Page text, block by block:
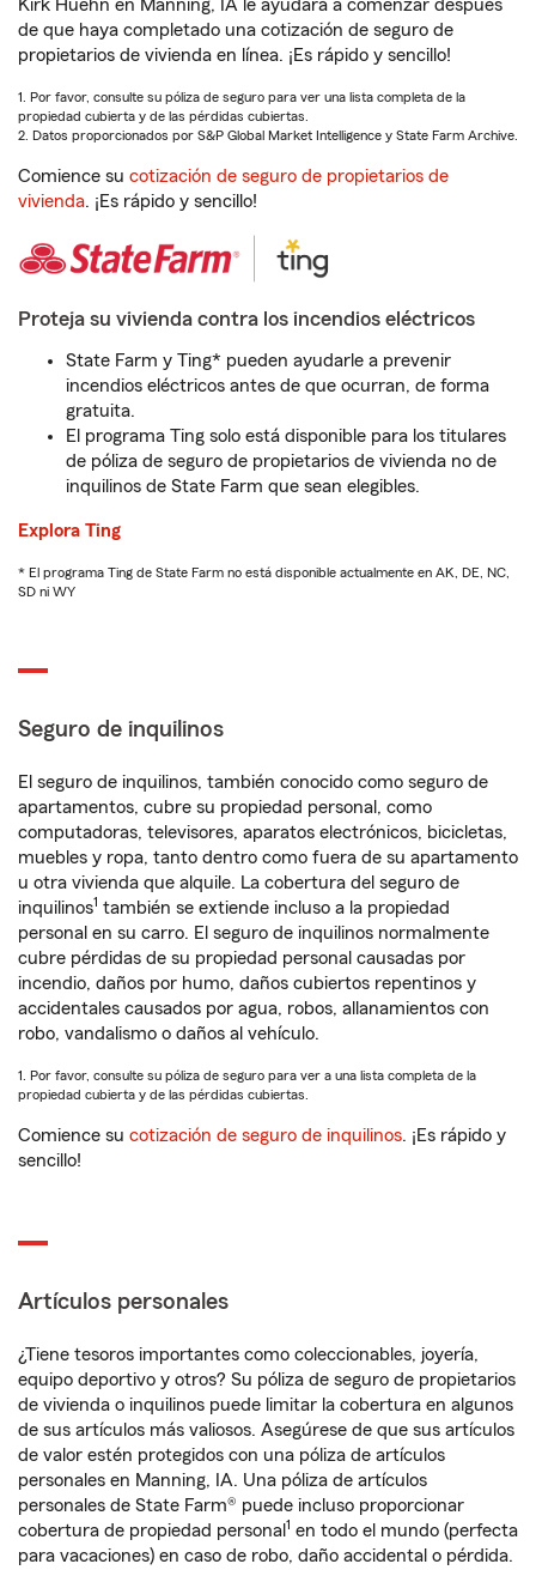
Kirk Huehn en Manning, IA le ayudará a comenzar después
de que haya completado una cotización de seguro de
propietarios de vivienda en línea. ¡Es rápido y sencillo!
1. Por favor, consulte su póliza de seguro para ver una lista completa de la
propiedad cubierta y de las pérdidas cubiertas.
2. Datos proporcionados por S&P Global Market Intelligence y State Farm Archive.
Comience su cotización de seguro de propietarios de
vivienda. ¡Es rápido y sencillo!
Proteja su vivienda contra los incendios eléctricos
State Farm y Ting* pueden ayudarle a prevenir
incendios eléctricos antes de que ocurran, de forma
gratuita.
El programa Ting solo está disponible para los titulares
de póliza de seguro de propietarios de vivienda no de
inquilinos de State Farm que sean elegibles.
Explora Ting
* El programa Ting de State Farm no está disponible actualmente en AK, DE, NC,
SD ni WY
Seguro de inquilinos
El seguro de inquilinos, también conocido como seguro de
apartamentos, cubre su propiedad personal, como
computadoras, televisores, aparatos electrónicos, bicicletas,
muebles y ropa, tanto dentro como fuera de su apartamento
u otra vivienda que alquile. La cobertura del seguro de
inquilinos1 también se extiende incluso a la propiedad
personal en su carro. El seguro de inquilinos normalmente
cubre pérdidas de su propiedad personal causadas por
incendio, daños por humo, daños cubiertos repentinos y
accidentales causados por agua, robos, allanamientos con
robo, vandalismo o daños al vehículo.
1. Por favor, consulte su póliza de seguro para ver a una lista completa de la
propiedad cubierta y de las pérdidas cubiertas.
Comience su cotización de seguro de inquilinos. ¡Es rápido y
sencillo!
Artículos personales
¿Tiene tesoros importantes como coleccionables, joyería,
equipo deportivo y otros? Su póliza de seguro de propietarios
de vivienda o inquilinos puede limitar la cobertura en algunos
de sus artículos más valiosos. Asegúrese de que sus artículos
de valor estén protegidos con una póliza de artículos
personales en Manning, IA. Una póliza de artículos
personales de State Farm® puede incluso proporcionar
cobertura de propiedad personal 1 en todo el mundo (perfecta
para vacaciones) en caso de robo, daño accidental o pérdida.